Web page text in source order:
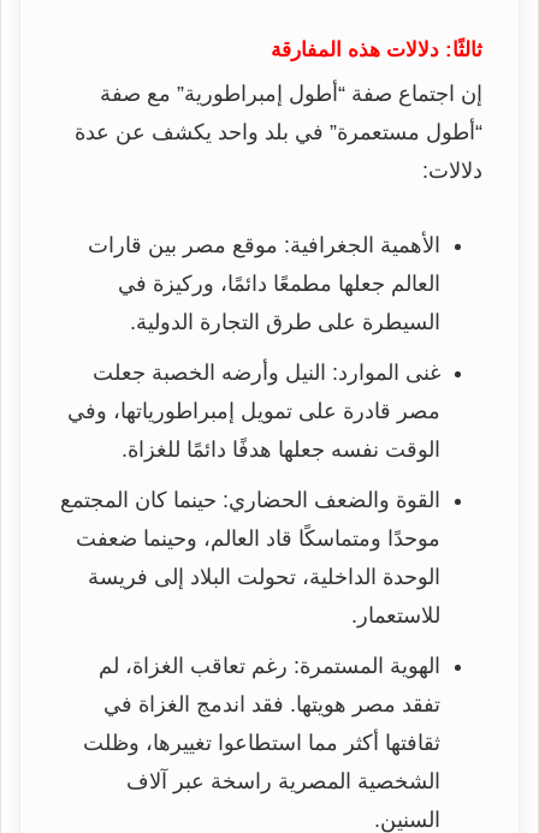
ثالثًا: دلالات هذه المفارقة
إن اجتماع صفة “أطول إمبراطورية” مع صفة
“أطول مستعمرة” في بلد واحد يكشف عن عدة
دلالات:
الأهمية الجغرافية: موقع مصر بين قارات
العالم جعلها مطمعًا دائمًا، وركيزة في
السيطرة على طرق التجارة الدولية.
غنى الموارد: النيل وأرضه الخصبة جعلت
مصر قادرة على تمويل إمبراطورياتها، وفي
الوقت نفسه جعلها هدفًا دائمًا للغزاة.
القوة والضعف الحضاري: حينما كان المجتمع
موحدًا ومتماسكًا قاد العالم، وحينما ضعفت
الوحدة الداخلية، تحولت البلاد إلى فريسة
للاستعمار.
الهوية المستمرة: رغم تعاقب الغزاة، لم
تفقد مصر هويتها. فقد اندمج الغزاة في
ثقافتها أكثر مما استطاعوا تغييرها، وظلت
الشخصية المصرية راسخة عبر آلاف
السنين.